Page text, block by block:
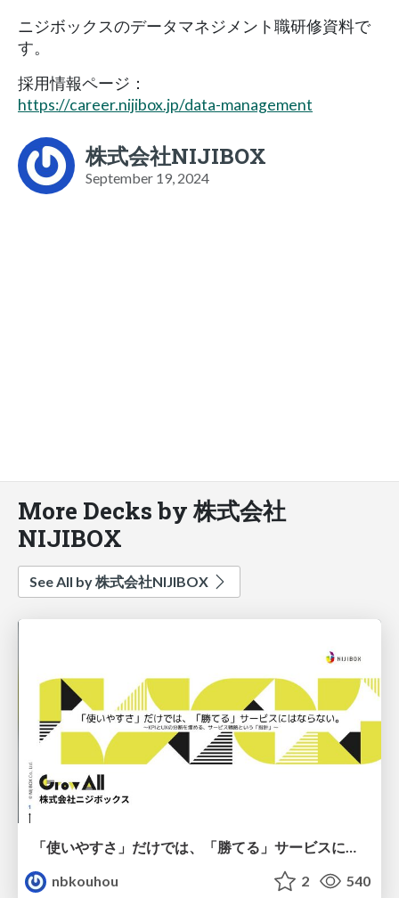
ニジボックスのデータマネジメント職研修資料で
す。
採用情報ページ：
https://career.nijibox.jp/data-management
株式会社NIJIBOX
September 19, 2024
More Decks by 株式会社
NIJIBOX
See All by 株式会社NIJIBOX
「使いやすさ」だけでは、「勝てる」サービスにはならない。〜KPIとUXの分断を埋める、サービス戦略という「指針」〜
nbkouhou
2 540